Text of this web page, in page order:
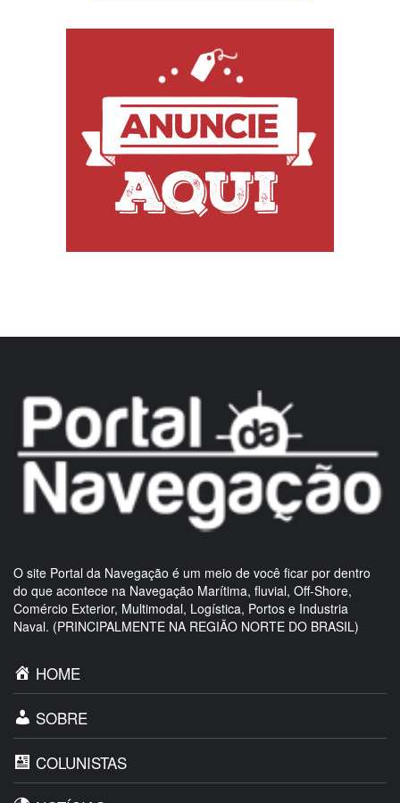
O site Portal da Navegação é um meio de você ficar por dentro
do que acontece na Navegação Marítima, fluvial, Off-Shore,
Comércio Exterior, Multimodal, Logística, Portos e Industria
Naval. (PRINCIPALMENTE NA REGIÃO NORTE DO BRASIL)
HOME
SOBRE
COLUNISTAS